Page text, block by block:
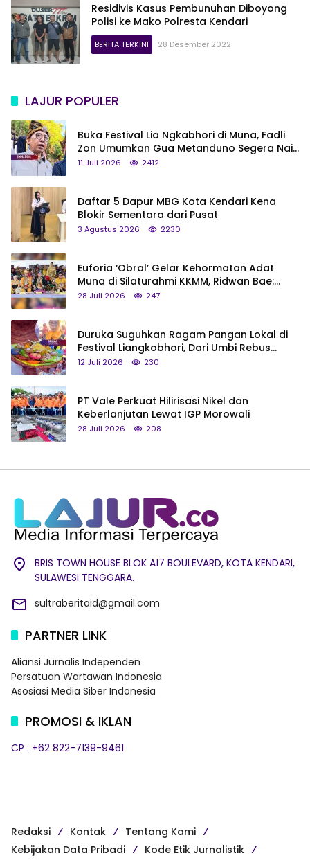
Residivis Kasus Pembunuhan Diboyong
Polisi ke Mako Polresta Kendari
BERITA TERKINI 28 Desember 2022
LAJUR POPULER
Buka Festival Lia Ngkabhori di Muna, Fadli
Zon Umumkan Gua Metanduno Segera Naik
Status Jadi Cagar Budaya Nasional
11 Juli 2026 2412
Daftar 5 Dapur MBG Kota Kendari Kena
Blokir Sementara dari Pusat
3 Agustus 2026 2230
Euforia ‘Obral’ Gelar Kehormatan Adat
Muna di Silaturahmi KKMM, Ridwan Bae:
Saya Bukan Tipe Begitu, Belum Pantas!
28 Juli 2026 247
Duruka Suguhkan Ragam Pangan Lokal di
Festival Liangkobhori, Dari Umbi Rebus
hingga Tumpeng Beras Muna
12 Juli 2026 230
PT Vale Perkuat Hilirisasi Nikel dan
Keberlanjutan Lewat IGP Morowali
28 Juli 2026 208
BRIS TOWN HOUSE BLOK A17 BOULEVARD, KOTA KENDARI,
SULAWESI TENGGARA.
sultraberitaid@gmail.com
PARTNER LINK
Aliansi Jurnalis Independen
Persatuan Wartawan Indonesia
Asosiasi Media Siber Indonesia
PROMOSI & IKLAN
CP : +62 822-7139-9461
Redaksi Kontak
Tentang Kami
Kebijakan Data Pribadi
Kode Etik Jurnalistik